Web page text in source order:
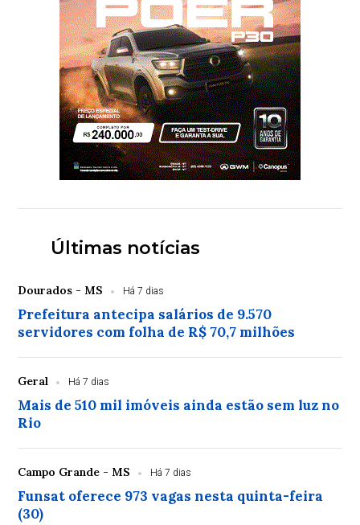
Últimas notícias
Dourados - MS Há 7 dias
Prefeitura antecipa salários de 9.570
servidores com folha de R$ 70,7 milhões
Geral Há 7 dias
Mais de 510 mil imóveis ainda estão sem luz no
Rio
Campo Grande - MS Há 7 dias
Funsat oferece 973 vagas nesta quinta-feira
(30)